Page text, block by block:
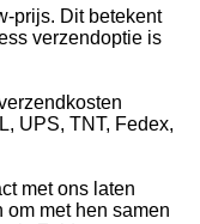
prijs. Dit betekent
verzendoptie is
UPS, TNT, Fedex,
met ons laten
met hen samen